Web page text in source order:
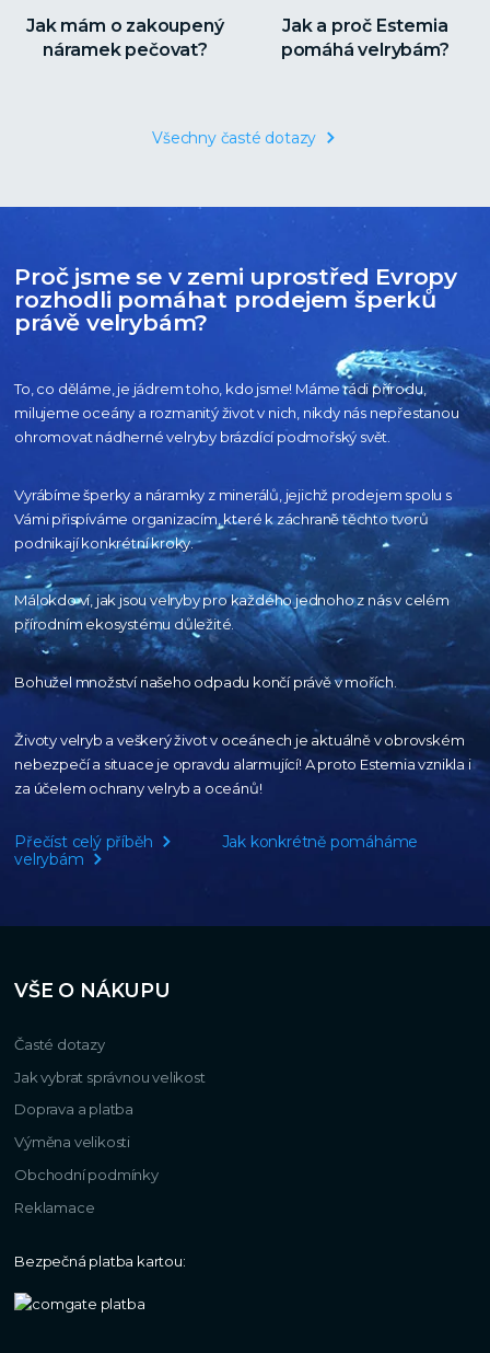
Jak mám o zakoupený
náramek pečovat?
Jak a proč Estemia
pomáhá velrybám?
Všechny časté dotazy
Proč jsme se v zemi uprostřed Evropy
rozhodli pomáhat prodejem šperků
právě velrybám?
To, co děláme, je jádrem toho, kdo jsme! Máme rádi přírodu,
milujeme oceány a rozmanitý život v nich, nikdy nás nepřestanou
ohromovat nádherné velryby brázdící podmořský svět.
Vyrábíme šperky a náramky z minerálů, jejichž prodejem spolu s
Vámi přispíváme organizacím, které k záchraně těchto tvorů
podnikají konkrétní kroky.
Málokdo ví, jak jsou velryby pro každéhojednoho z nás v celém
přírodnímekosystému důležité.
Bohužel množství našeho odpadu končí právě v mořích.
Životy velryb a veškerý život v oceánech je aktuálněv obrovském
nebezpečí a situace je opravdu alarmující! A proto Estemia vznikla i
za účelem ochrany velryb a oceánů!
Přečíst celý příběh
Jak konkrétně pomáháme
velrybám
VŠE O NÁKUPU
Časté dotazy
Jak vybrat správnou velikost
Doprava a platba
Výměna velikosti
Obchodní podmínky
Reklamace
Bezpečná platba kartou: